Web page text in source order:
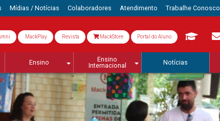
Mídias / Notícias Colaboradores Atendimento Trabalhe Conosco
MackPlay Revista MackStore Portal do Aluno
Ensino
Ensino
Internacional
Notícias